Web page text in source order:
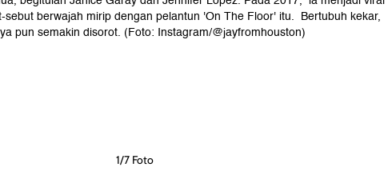
sebut berwajah mirip dengan pelantun 'On The Floor' itu. Bertubuh kekar,
pun semakin disorot. (Foto: Instagram/@jayfromhouston)
1/7 Foto